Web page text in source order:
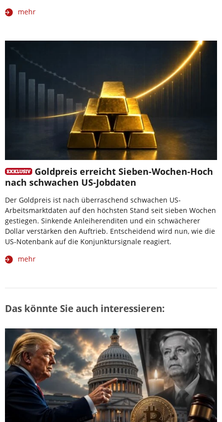
mehr
Goldpreis erreicht Sieben-Wochen-Hoch
nach schwachen US-Jobdaten
Der Goldpreis ist nach überraschend schwachen US-
Arbeitsmarktdaten auf den höchsten Stand seit sieben Wochen
gestiegen. Sinkende Anleiherenditen und ein schwächerer
Dollar verstärken den Auftrieb. Entscheidend wird nun, wie die
US-Notenbank auf die Konjunktursignale reagiert.
mehr
Das könnte Sie auch interessieren: